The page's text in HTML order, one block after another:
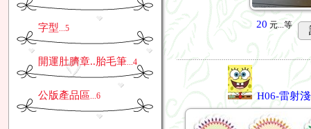
字型...5
開運肚臍章..胎毛筆...4
公版產品區...6
20 元...等
H06-雷射